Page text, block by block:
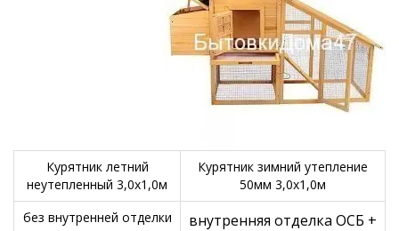
Курятник летний
неутепленный 3,0х1,0м
Курятник зимний утепление
50мм 3,0х1,0м
без внутренней отделки
внутренняя отделка ОСБ +